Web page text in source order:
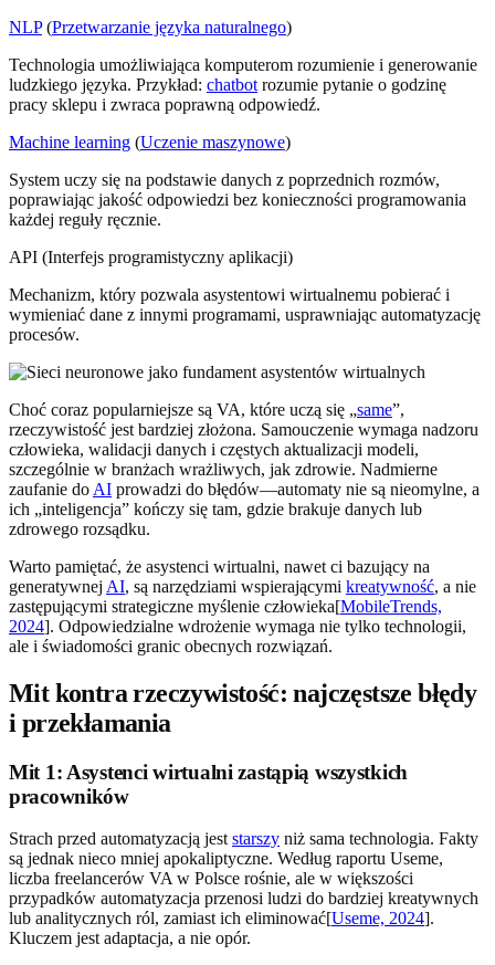
NLP(Przetwarzanie języka naturalnego)
Technologia umożliwiająca komputerom rozumienie i generowanie
ludzkiego języka. Przykład: chatbot rozumie pytanie o godzinę
pracy sklepu i zwraca poprawną odpowiedź.
Machine learning (Uczenie maszynowe)
System uczy się na podstawie danych z poprzednich rozmów,
poprawiając jakość odpowiedzi bez konieczności programowania
każdej reguły ręcznie.
API (Interfejs programistyczny aplikacji)
Mechanizm, który pozwala asystentowi wirtualnemu pobierać i
wymieniać dane z innymi programami, usprawniając automatyzację
procesów.
Choć coraz popularniejsze są VA, które uczą się „same”,
rzeczywistość jest bardziej złożona. Samouczenie wymaga nadzoru
człowieka, walidacji danych i częstych aktualizacji modeli,
szczególnie w branżach wrażliwych, jak zdrowie. Nadmierne
zaufanie do AI prowadzi do błędów—automaty nie są nieomylne, a
ich „inteligencja” kończy się tam, gdzie brakuje danych lub
zdrowego rozsądku.
Warto pamiętać, że asystenci wirtualni, nawet ci bazujący na
generatywnej AI, są narzędziami wspierającymi kreatywność, a nie
zastępującymi strategiczne myślenie człowieka[MobileTrends,
2024]. Odpowiedzialne wdrożenie wymaga nie tylko technologii,
ale i świadomości granic obecnych rozwiązań.
Mit kontra rzeczywistość: najczęstsze błędy
i przekłamania
Mit 1: Asystenci wirtualni zastąpią wszystkich
pracowników
Strach przed automatyzacją jest starszy niż sama technologia. Fakty
są jednak nieco mniej apokaliptyczne. Według raportu Useme,
liczba freelancerów VA w Polsce rośnie, ale w większości
przypadków automatyzacja przenosi ludzi do bardziej kreatywnych
lub analitycznych ról, zamiast ich eliminować[Useme, 2024].
Kluczem jest adaptacja, a nie opór.